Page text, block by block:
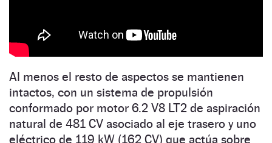
Al menos el resto de aspectos se mantienen
intactos, con un sistema de propulsión
conformado por motor 6.2 V8 LT2 de aspiración
natural de 481 CV asociado al eje trasero y uno
eléctrico de 119 kW (162 CV) que actúa sobre